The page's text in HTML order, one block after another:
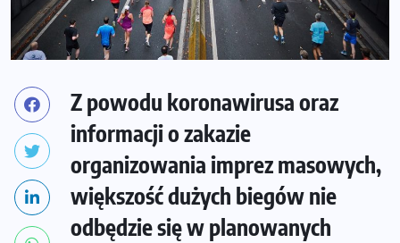
Z powodu koronawirusa oraz
informacji o zakazie
organizowania imprez masowych,
większość dużych biegów nie
odbędzie się w planowanych